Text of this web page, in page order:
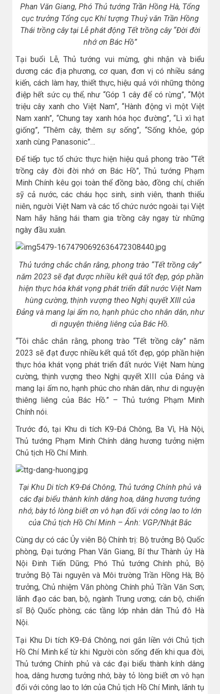
Phan Văn Giang, Phó Thủ tướng Trần Hồng Hà, Tổng
cục trưởng Tổng cục Khí tượng Thuỷ văn Trần Hồng
Thái trồng cây tại Lễ phát động Tết trồng cây “Đời đời
nhớ ơn Bác Hồ”
Tại buổi Lễ, Thủ tướng vui mừng, ghi nhận và biểu
dương các địa phương, cơ quan, đơn vị có nhiều sáng
kiến, cách làm hay, thiết thực, hiệu quả với những thông
điệp hết sức cụ thể, như “Góp 1 cây để có rừng”, “Một
triệu cây xanh cho Việt Nam”, “Hành động vì một Việt
Nam xanh”, “Chung tay xanh hóa học đường”, “Lì xì hạt
giống”, “Thêm cây, thêm sự sống”, “Sống khỏe, góp
xanh cùng Panasonic”…
Để tiếp tục tổ chức thực hiện hiệu quả phong trào “Tết
trồng cây đời đời nhớ ơn Bác Hồ”, Thủ tướng Phạm
Minh Chính kêu gọi toàn thể đồng bào, đồng chí, chiến
sỹ cả nước, các cháu học sinh, sinh viên, thanh thiếu
niên, người Việt Nam và các tổ chức nước ngoài tại Việt
Nam hãy hăng hái tham gia trồng cây ngay từ những
ngày đầu xuân.
Thủ tướng chắc chắn rằng, phong trào “Tết trồng cây”
năm 2023 sẽ đạt được nhiều kết quả tốt đẹp, góp phần
hiện thực hóa khát vọng phát triển đất nước Việt Nam
hùng cường, thịnh vượng theo Nghị quyết XIII của
Đảng và mang lại ấm no, hạnh phúc cho nhân dân, như
di nguyện thiêng liêng của Bác Hồ.
“Tôi chắc chắn rằng, phong trào “Tết trồng cây” năm
2023 sẽ đạt được nhiều kết quả tốt đẹp, góp phần hiện
thực hóa khát vọng phát triển đất nước Việt Nam hùng
cường, thịnh vượng theo Nghị quyết XIII của Đảng và
mang lại ấm no, hạnh phúc cho nhân dân, như di nguyện
thiêng liêng của Bác Hồ.” – Thủ tướng Phạm Minh
Chính nói.
Trước đó, tại Khu di tích K9-Đá Chông, Ba Vì, Hà Nội,
Thủ tướng Phạm Minh Chính dâng hương tưởng niệm
Chủ tịch Hồ Chí Minh.
Tại Khu Di tích K9-Đá Chông, Thủ tướng Chính phủ và
các đại biểu thành kính dâng hoa, dâng hương tưởng
nhớ, bày tỏ lòng biết ơn vô hạn đối với công lao to lớn
của Chủ tịch Hồ Chí Minh – Ảnh: VGP/Nhật Bắc
Cùng dự có các Ủy viên Bộ Chính trị: Bộ trưởng Bộ Quốc
phòng, Đại tướng Phan Văn Giang, Bí thư Thành ủy Hà
Nội Đinh Tiến Dũng; Phó Thủ tướng Chính phủ, Bộ
trưởng Bộ Tài nguyên và Môi trường Trần Hồng Hà; Bộ
trưởng, Chủ nhiệm Văn phòng Chính phủ Trần Văn Sơn;
lãnh đạo các ban, bộ, ngành Trung ương; cán bộ, chiến
sĩ Bộ Quốc phòng; các tầng lớp nhân dân Thủ đô Hà
Nội.
Tại Khu Di tích K9-Đá Chông, nơi gắn liền với Chủ tịch
Hồ Chí Minh kể từ khi Người còn sống đến khi qua đời,
Thủ tướng Chính phủ và các đại biểu thành kính dâng
hoa, dâng hương tưởng nhớ, bày tỏ lòng biết ơn vô hạn
đối với công lao to lớn của Chủ tịch Hồ Chí Minh, lãnh tụ